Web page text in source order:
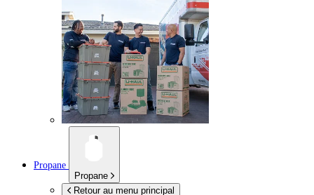
Propane
Propane
Retour au menu principal